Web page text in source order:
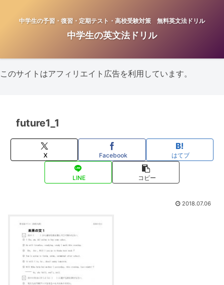
中学生の予習・復習・定期テスト・高校受験対策 無料英文法ドリル
中学生の英文法ドリル
このサイトはアフィリエイト広告を利用しています。
future1_1
X Facebook はてブ
LINE コピー
2018.07.06